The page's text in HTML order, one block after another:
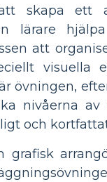
skapa ett
lärare
att
visuella
övningen,
nivåerna av
och
grafisk